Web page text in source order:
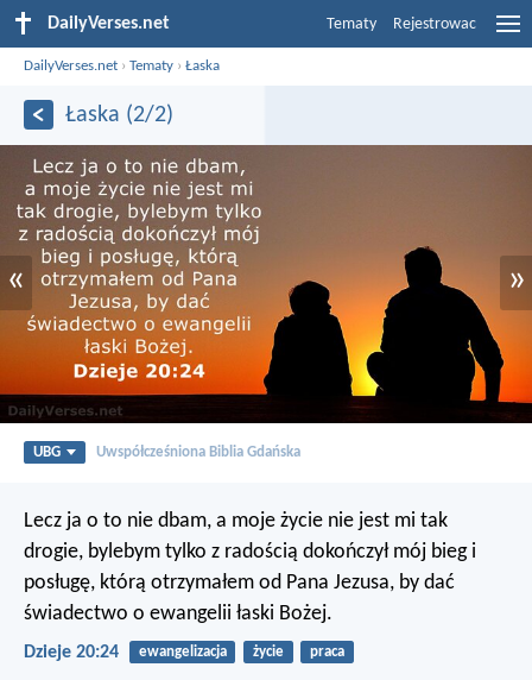
DailyVerses.net Tematy Rejestrowac
DailyVerses.net ›Tematy ›Łaska
Łaska (2/2)
« »
UBG Uwspółcześniona Biblia Gdańska
Lecz ja o to nie dbam, a moje życie nie jest mi tak
drogie, bylebym tylko z radością dokończył mój bieg i
posługę, którą otrzymałem od Pana Jezusa, by dać
świadectwo o ewangelii łaski Bożej.
Dzieje 20:24 ewangelizacja życie praca